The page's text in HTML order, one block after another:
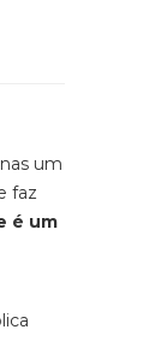
um
faz
é um